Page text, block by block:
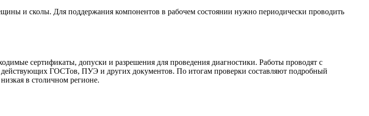
и сколы. Для поддержания компонентов в рабочем состоянии нужно периодически проводить
сертификаты, допуски и разрешения для проведения диагностики. Работы проводят с
ГОСТов, ПУЭ и других документов. По итогам проверки составляют подробный
в столичном регионе.